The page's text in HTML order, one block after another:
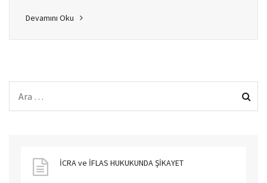
Devamını Oku
İCRA ve İFLAS HUKUKUNDA ŞİKAYET